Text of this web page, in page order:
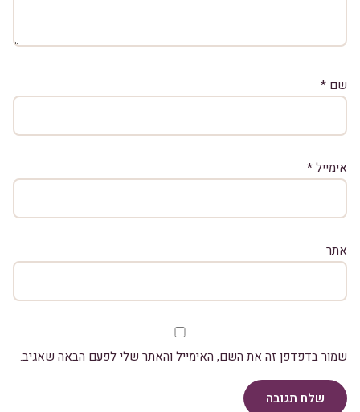
שם *
אימייל*
אתר
שמור בדפדפן זה את השם, האימייל והאתר שלי לפעם הבאה שאגיב.
שלח תגובה